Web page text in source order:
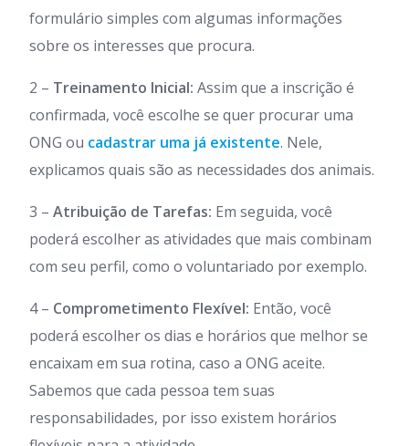
formulário simples com algumas informações
sobre os interesses que procura.
2 – Treinamento Inicial: Assim que a inscrição é
confirmada, você escolhe se quer procurar uma
ONG ou cadastrar uma já existente. Nele,
explicamos quais são as necessidades dos animais.
3 – Atribuição de Tarefas: Em seguida, você
poderá escolher as atividades que mais combinam
com seu perfil, como o voluntariado por exemplo.
4 – Comprometimento Flexível: Então, você
poderá escolher os dias e horários que melhor se
encaixam em sua rotina, caso a ONG aceite.
Sabemos que cada pessoa tem suas
responsabilidades, por isso existem horários